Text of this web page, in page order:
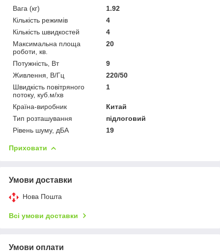
Вага (кг)
1.92
Кількість режимів
4
Кількість швидкостей
4
Максимальна площа
роботи, кв.
20
Потужність, Вт
9
Живлення, В/Гц
220/50
Швидкість повітряного
потоку, куб.м/хв
1
Країна-виробник
Китай
Тип розташування
підлоговий
Рівень шуму, дБА
19
Приховати
Умови доставки
Нова Пошта
Всі умови доставки
Умови оплати